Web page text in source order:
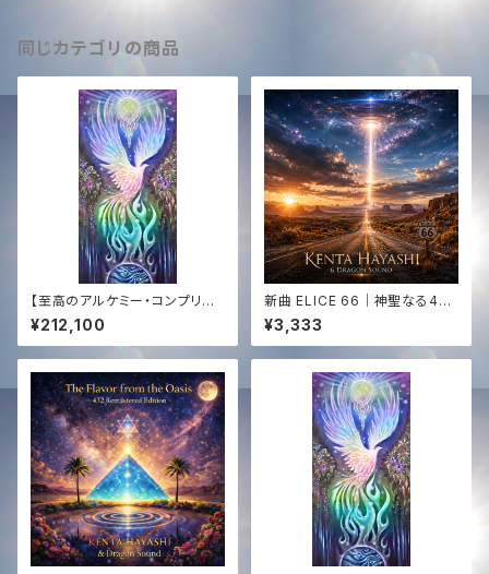
同じカテゴリの商品
【至高のアルケミー・コンプリー
ト】エジプト奉納支援 ─ 全150
曲CD ＆ 「Golden Sun 444」
アナログ盤 ＋ 映像 ＋ 音源【Th
Mission Support ─ 150-So
ng CD Collection & "Golde
n Sun 444" Vinyl ＋ Video
＋ Audio
¥212,100
新曲 ELICE 66｜神聖なる444
Hz サウンドジャーニー｜KENT
A HAYASHI × Dragon Soun
d｜HD WAV音源✨
¥3,333